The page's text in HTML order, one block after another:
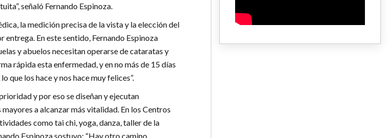
señaló Fernando Espinoza.
la medición precisa de la vista y la elección del
En este sentido, Fernando Espinoza
y abuelos necesitan operarse de cataratas y
rápida esta enfermedad, y en no más de 15 días
que los hace y nos hace muy felices”.
y por eso se diseñan y ejecutan
a alcanzar más vitalidad. En los Centros
como tai chi, yoga, danza, taller de la
Espinoza sostuvo: “Hay otro camino.